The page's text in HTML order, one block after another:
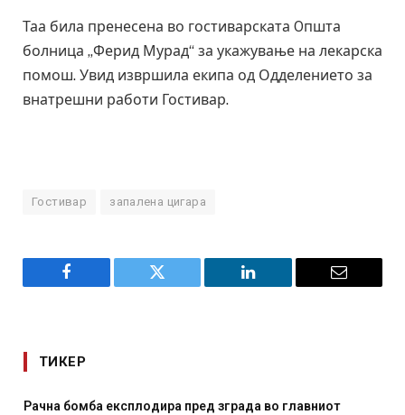
Таа била пренесена во гостиварската Oпшта
болница „Ферид Мурад“ за укажување на лекарска
помош. Увид извршила екипа од Одделението за
внатрешни работи Гостивар.
Гостивар запалена цигара
Facebook Twitter LinkedIn Email
ТИКЕР
И Данска се милитарилизира – воведува нова